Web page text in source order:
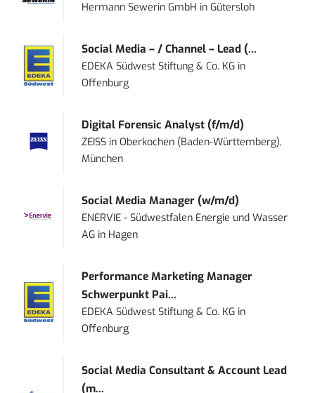
Hermann Sewerin GmbH inGütersloh
Social Media – / Channel – Lead (...
EDEKA Südwest Stiftung & Co. KG in
Offenburg
Digital Forensic Analyst (f/m/d)
ZEISS inOberkochen (Baden-Württemberg),
München
Social Media Manager (w/m/d)
ENERVIE - Südwestfalen Energie und Wasser
AG in Hagen
Performance Marketing Manager
Schwerpunkt Pai...
EDEKA Südwest Stiftung & Co. KG in
Offenburg
Social Media Consultant & Account Lead
(m...